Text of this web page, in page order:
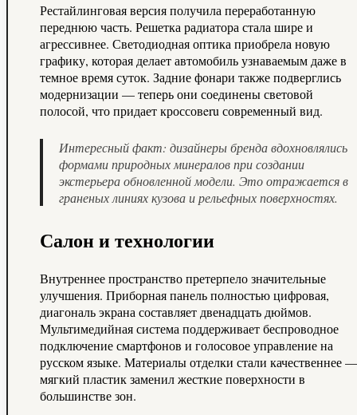
Рестайлинговая версия получила переработанную
переднюю часть. Решетка радиатора стала шире и
агрессивнее. Светодиодная оптика приобрела новую
графику, которая делает автомобиль узнаваемым даже в
темное время суток. Задние фонари также подверглись
модернизации — теперь они соединены световой
полосой, что придает кроссовeru современный вид.
Интересный факт: дизайнеры бренда вдохновлялись
формами природных минералов при создании
экстерьера обновленной модели. Это отражается в
граненых линиях кузова и рельефных поверхностях.
Салон и технологии
Внутреннее пространство претерпело значительные
улучшения. Приборная панель полностью цифровая,
диагональ экрана составляет двенадцать дюймов.
Мультимедийная система поддерживает беспроводное
подключение смартфонов и голосовое управление на
русском языке. Материалы отделки стали качественнее —
мягкий пластик заменил жесткие поверхности в
большинстве зон.